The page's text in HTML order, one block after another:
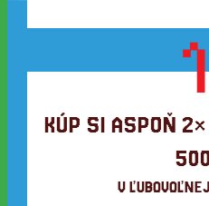
KÚP SI ASPOŇ
V